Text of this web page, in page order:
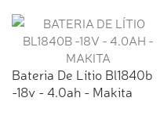
Bateria De Lítio Bl1840b
-18v - 4.0ah - Makita